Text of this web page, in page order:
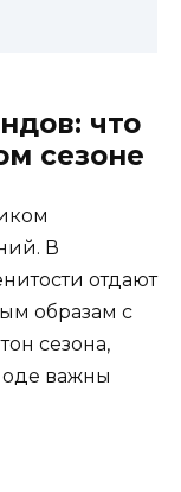
что
сезоне
В
отдают
образам с
сезона,
важны